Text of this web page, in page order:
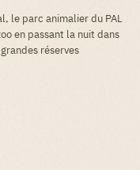
le parc animalier du PAL
en passant la nuit dans
réserves